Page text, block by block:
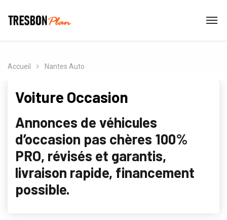
Accueil Nantes Auto
Voiture Occasion
Annonces de véhicules
d’occasion pas chères 100%
PRO, révisés et garantis,
livraison rapide, financement
possible.